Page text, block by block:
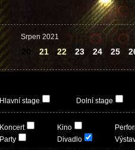
Srpen 2021
20 21 22 23 24 25
Hlavní stage Dolní stage
Koncert
Party
Kino
Divadlo